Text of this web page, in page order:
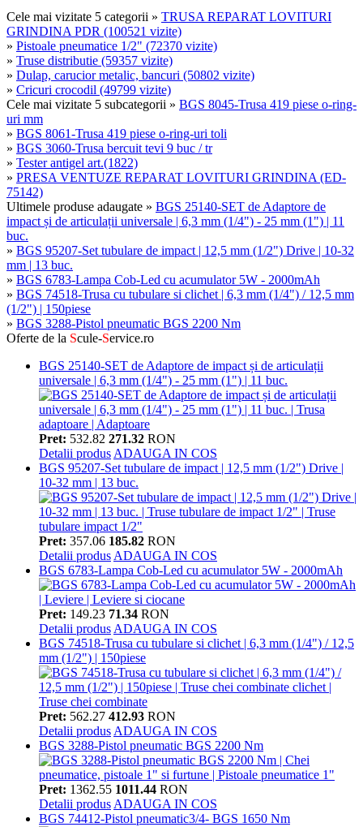
Cele mai vizitate 5 categorii » TRUSA REPARAT LOVITURI
GRINDINA PDR (100521 vizite)
» Pistoale pneumatice 1/2" (72370 vizite)
» Truse distributie (59357 vizite)
» Dulap, carucior metalic, bancuri (50802 vizite)
» Cricuri crocodil (49799 vizite)
Cele mai vizitate 5 subcategorii » BGS 8045-Trusa 419 piese o-ring-
uri mm
» BGS 8061-Trusa 419 piese o-ring-uri toli
» BGS 3060-Trusa bercuit tevi 9 buc / tr
» Tester antigel art.(1822)
» PRESA VENTUZE REPARAT LOVITURI GRINDINA (ED-
75142)
Ultimele produse adaugate » BGS 25140-SET de Adaptore de
impact și de articulații universale | 6,3 mm (1/4") - 25 mm (1") | 11
buc.
» BGS 95207-Set tubulare de impact | 12,5 mm (1/2") Drive | 10-32
mm | 13 buc.
» BGS 6783-Lampa Cob-Led cu acumulator 5W - 2000mAh
» BGS 74518-Trusa cu tubulare si clichet | 6,3 mm (1/4") / 12,5 mm
(1/2") | 150piese
» BGS 3288-Pistol pneumatic BGS 2200 Nm
Oferte de la Scule-Service.ro
BGS 25140-SET de Adaptore de impact și de articulații
universale | 6,3 mm (1/4") - 25 mm (1") | 11 buc.
Pret: 532.82 271.32 RON
Detalii produs ADAUGA IN COS
BGS 95207-Set tubulare de impact | 12,5 mm (1/2") Drive |
10-32 mm | 13 buc.
Pret: 357.06 185.82 RON
Detalii produs ADAUGA IN COS
BGS 6783-Lampa Cob-Led cu acumulator 5W - 2000mAh
Pret: 149.23 71.34 RON
Detalii produs ADAUGA IN COS
BGS 74518-Trusa cu tubulare si clichet | 6,3 mm (1/4") / 12,5
mm (1/2") | 150piese
Pret: 562.27 412.93 RON
Detalii produs ADAUGA IN COS
BGS 3288-Pistol pneumatic BGS 2200 Nm
Pret: 1362.55 1011.44 RON
Detalii produs ADAUGA IN COS
BGS 74412-Pistol pneumatic3/4- BGS 1650 Nm